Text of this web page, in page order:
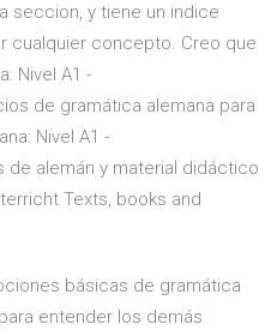
seccion, y tiene un indice
cualquier concepto. Creo que
Nivel A1 -
de gramática alemana para
Nivel A1 -
alemán y material didáctico
Texts, books and
básicas de gramática
entender los demás